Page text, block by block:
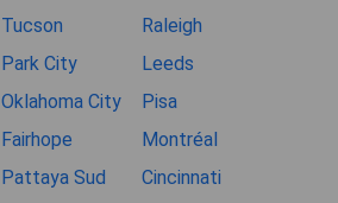
Tucson
Raleigh
Park City
Leeds
Oklahoma City
Pisa
Fairhope
Montréal
Pattaya Sud Cincinnati